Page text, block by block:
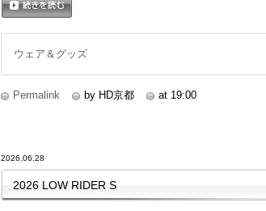
ウェア＆グッズ
Permalink by HD京都 at 19:00
2026.06.28
2026 LOW RIDER S